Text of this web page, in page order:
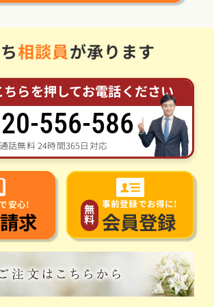
相談員が承ります
ちらを押してお電話ください
556-586
通話無料 24時間365日対応
安心!
求 無
料
事前登録でお得に!
会員登録